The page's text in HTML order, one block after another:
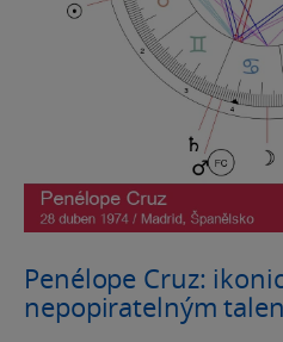
Penélope Cruz:
nepopiratelným